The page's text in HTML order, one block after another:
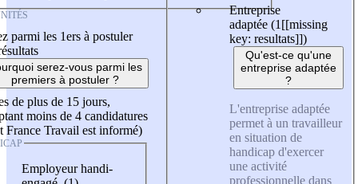
parmi les 1ers à postuler
serez-vous parmi les
premiers à postuler ?
de plus de 15 jours,
moins de 4 candidatures
France Travail est informé)
Employeur handi-
Entreprise
adaptée (1 [[missing
key: resultats]])
Qu'est-ce qu'une
entreprise adaptée
?
L'entreprise adaptée
permet à un travailleur
en situation de
handicap d'exercer
une activité
professionnelle dans